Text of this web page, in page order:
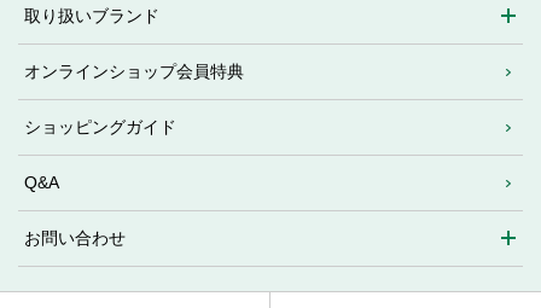
取り扱いブランド
オンラインショップ会員特典
ショッピングガイド
Q&A
お問い合わせ